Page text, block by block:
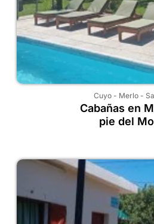
Cuyo- Merlo-
Cabañas en
pie del